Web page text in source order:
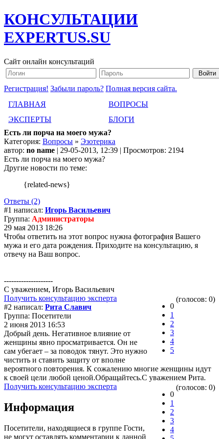
КОНСУЛЬТАЦИИ
EXPERTUS.SU
Сайт онлайн консультаций
Регистрация! Забыли пароль? Полная версия сайта.
ГЛАВНАЯ
ВОПРОСЫ
ЭКСПЕРТЫ
БЛОГИ
Есть ли порча на моего мужа?
Категория: Вопросы » Эзотерика
автор: no name | 29-05-2013, 12:39 | Просмотров: 2194
Есть ли порча на моего мужа?
Другие новости по теме:
{related-news}
Ответы (2)
#1 написал: Игорь Васильевич
Группа: Администраторы
29 мая 2013 18:26
Чтобы ответить на этот вопрос нужна фотография Вашего
мужа и его дата рождения. Приходите на консультацию, я
отвечу на Ваш вопрос.
--------------------
С уважением, Игорь Васильевич
Получить консультацию эксперта
0
1
2
3
4
5
(голосов: 0)
#2 написал: Рита Славич
Группа: Посетители
2 июня 2013 16:53
Добрый день. Негативное влияние от
женщины явно просматривается. Он не
сам убегает – за поводок тянут. Это нужно
чистить и ставить защиту от вполне
вероятного повторения. К сожалению многие женщины идут
к своей цели любой ценой.Обращайтесь.С уважением Рита.
Получить консультацию эксперта
0
1
2
3
4
(голосов: 0)
Информация
Посетители, находящиеся в группе Гости,
не могут оставлять комментарии к данной